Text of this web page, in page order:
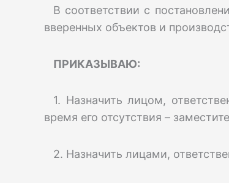
В соответствии с
вверенных объектов и
ПРИКАЗЫВАЮ:
1. Назначить лицом,
время его отсутствия –
2. Назначить лицами,